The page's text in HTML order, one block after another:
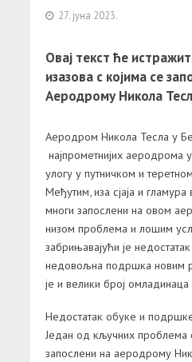
27. јуна 2023.
Овај текст ће
изазова с којима се
Аеродрому Никола
Аеродром Никола Тесла у
најпрометнијих аеродрома
улогу у путничком и
Међутим, иза сјаја и
многи запослени на овом
низом проблема и лошим
забрињавајући је
недовољна подршка новим
је и велики број
Недостатак обуке и
Један од кључних проблема
запослени на аеродрому